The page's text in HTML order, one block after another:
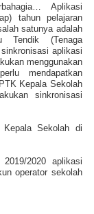
Aplikasi
tahun pelajaran
satunya adalah
Tendik (Tenaga
aplikasi
menggunakan
mendapatkan
Kepala Sekolah
sinkronisasi
Kepala Sekolah di
2020 aplikasi
operator sekolah